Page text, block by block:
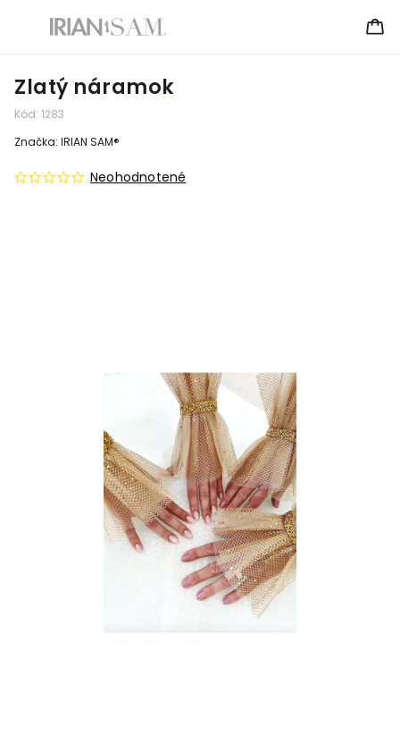
Zlatý náramok
Kód: 1283
Neohodnotené
Značka: IRIAN SAM®